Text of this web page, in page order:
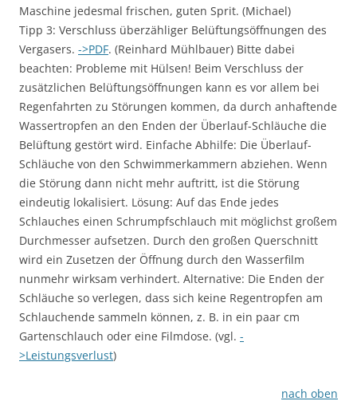
Maschine jedesmal frischen, guten Sprit. (Michael)
Tipp 3: Verschluss überzähliger Belüftungsöffnungen des
Vergasers. ->PDF. (Reinhard Mühlbauer) Bitte dabei
beachten: Probleme mit Hülsen! Beim Verschluss der
zusätzlichen Belüftungsöffnungen kann es vor allem bei
Regenfahrten zu Störungen kommen, da durch anhaftende
Wassertropfen an den Enden der Überlauf-Schläuche die
Belüftung gestört wird. Einfache Abhilfe: Die Überlauf-
Schläuche von den Schwimmerkammern abziehen. Wenn
die Störung dann nicht mehr auftritt, ist die Störung
eindeutig lokalisiert. Lösung: Auf das Ende jedes
Schlauches einen Schrumpfschlauch mit möglichst großem
Durchmesser aufsetzen. Durch den großen Querschnitt
wird ein Zusetzen der Öffnung durch den Wasserfilm
nunmehr wirksam verhindert. Alternative: Die Enden der
Schläuche so verlegen, dass sich keine Regentropfen am
Schlauchende sammeln können, z. B. in ein paar cm
Gartenschlauch oder eine Filmdose. (vgl. -
>Leistungsverlust)
nach oben